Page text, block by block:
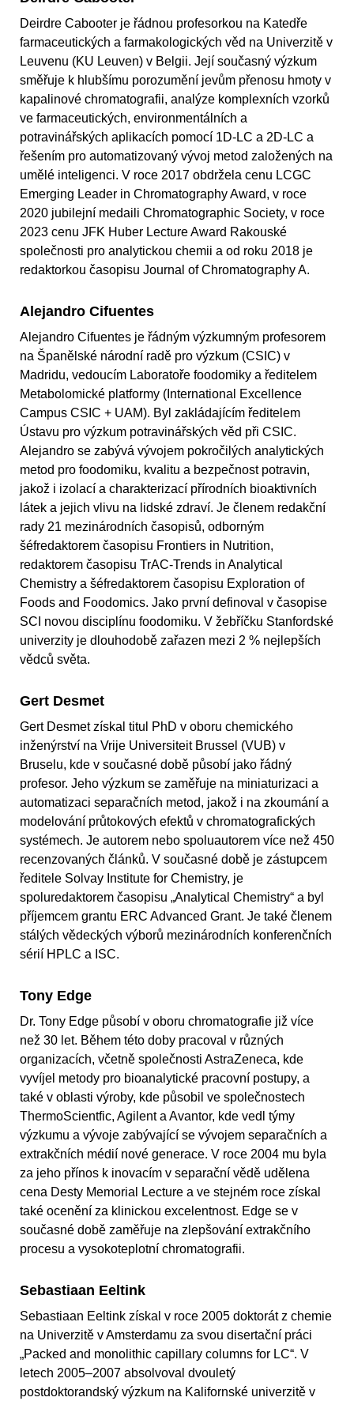
Deirdre Cabooter je řádnou profesorkou na Katedře
farmaceutických a farmakologických věd na Univerzitě v
Leuvenu (KU Leuven) v Belgii. Její současný výzkum
směřuje k hlubšímu porozumění jevům přenosu hmoty v
kapalinové chromatografii, analýze komplexních vzorků
ve farmaceutických, environmentálních a
potravinářských aplikacích pomocí 1D-LC a 2D-LC a
řešením pro automatizovaný vývoj metod založených na
umělé inteligenci. V roce 2017 obdržela cenu LCGC
Emerging Leader in Chromatography Award, v roce
2020 jubilejní medaili Chromatographic Society, v roce
2023 cenu JFK Huber Lecture Award Rakouské
společnosti pro analytickou chemii a od roku 2018 je
redaktorkou časopisu Journal of Chromatography A.
Alejandro Cifuentes
Alejandro Cifuentes je řádným výzkumným profesorem
na Španělské národní radě pro výzkum (CSIC) v
Madridu, vedoucím Laboratoře foodomiky a ředitelem
Metabolomické platformy (International Excellence
Campus CSIC + UAM). Byl zakládajícím ředitelem
Ústavu pro výzkum potravinářských věd při CSIC.
Alejandro se zabývá vývojem pokročilých analytických
metod pro foodomiku, kvalitu a bezpečnost potravin,
jakož i izolací a charakterizací přírodních bioaktivních
látek a jejich vlivu na lidské zdraví. Je členem redakční
rady 21 mezinárodních časopisů, odborným
šéfredaktorem časopisu Frontiers in Nutrition,
redaktorem časopisu TrAC-Trends in Analytical
Chemistry a šéfredaktorem časopisu Exploration of
Foods and Foodomics. Jako první definoval v časopise
SCI novou disciplínu foodomiku. V žebříčku Stanfordské
univerzity je dlouhodobě zařazen mezi 2 % nejlepších
vědců světa.
Gert Desmet
Gert Desmet získal titul PhD v oboru chemického
inženýrství na Vrije Universiteit Brussel (VUB) v
Bruselu, kde v současné době působí jako řádný
profesor. Jeho výzkum se zaměřuje na miniaturizaci a
automatizaci separačních metod, jakož i na zkoumání a
modelování průtokových efektů v chromatografických
systémech. Je autorem nebo spoluautorem více než 450
recenzovaných článků. V současné době je zástupcem
ředitele Solvay Institute for Chemistry, je
spoluredaktorem časopisu „Analytical Chemistry“ a byl
příjemcem grantu ERC Advanced Grant. Je také členem
stálých vědeckých výborů mezinárodních konferenčních
sérií HPLC a ISC.
Tony Edge
Dr. Tony Edge působí v oboru chromatografie již více
než 30 let. Během této doby pracoval v různých
organizacích, včetně společnosti AstraZeneca, kde
vyvíjel metody pro bioanalytické pracovní postupy, a
také v oblasti výroby, kde působil ve společnostech
ThermoScientfic, Agilent a Avantor, kde vedl týmy
výzkumu a vývoje zabývající se vývojem separačních a
extrakčních médií nové generace. V roce 2004 mu byla
za jeho přínos k inovacím v separační vědě udělena
cena Desty Memorial Lecture a ve stejném roce získal
také ocenění za klinickou excelentnost. Edge se v
současné době zaměřuje na zlepšování extrakčního
procesu a vysokoteplotní chromatografii.
Sebastiaan Eeltink
Sebastiaan Eeltink získal v roce 2005 doktorát z chemie
na Univerzitě v Amsterdamu za svou disertační práci
„Packed and monolithic capillary columns for LC“. V
letech 2005–2007 absolvoval dvouletý
postdoktorandský výzkum na Kalifornské univerzitě v